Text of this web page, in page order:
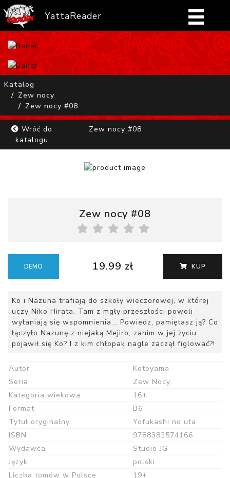
YattaReader
Home
FAQ
Mangi
Katalog
Zew nocy
Zew nocy #08
Wróć do
katalogu
Zew nocy #08
Zew nocy #08
DEMO 19.99 zł KUP
Ko i Nazuna trafiają do szkoły wieczorowej, w której
uczy Niko Hirata. Tam z mgły przeszłości powoli
wyłaniają się wspomnienia... Powiedz, pamiętasz ją? Co
łączyło Nazunę z niejaką Mejiro, zanim w jej życiu
pojawił się Ko? I z kim chłopak nagle zaczął figlować?!
Autor
Kotoyama
Seria
Zew Nocy
Kategoria wiekowa
16+
Format
B6
Tytuł oryginalny
Yofukashi no uta
ISBN
9788382574166
Wydawca
Studio JG
Język
polski
Liczba tomów w Polsce
19+